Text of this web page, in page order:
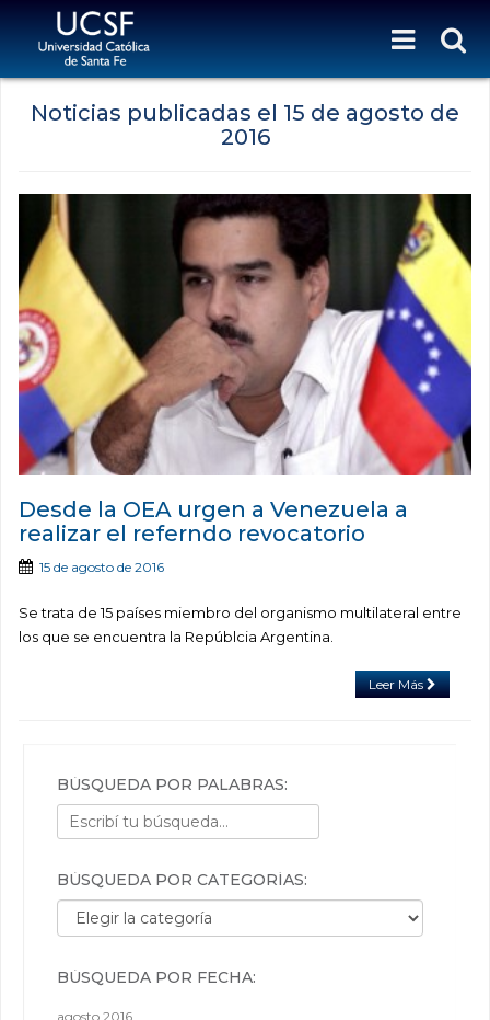
Noticias publicadas el 15 de agosto de
2016
Desde la OEA urgen a Venezuela a
realizar el referndo revocatorio
15 de agosto de 2016
Se trata de 15 países miembro del organismo multilateral entre
los que se encuentra la Repúblcia Argentina.
Leer Más
BÚSQUEDA POR PALABRAS:
BÚSQUEDA POR CATEGORÍAS:
Búsqueda por categorías:
BÚSQUEDA POR FECHA:
agosto 2016